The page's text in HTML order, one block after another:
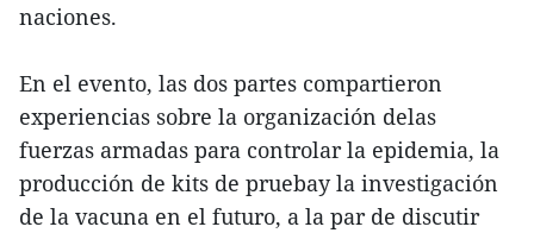
naciones.
En el evento, las dos partes compartieron
experiencias sobre la organización delas
fuerzas armadas para controlar la epidemia, la
producción de kits de pruebay la investigación
de la vacuna en el futuro, a la par de discutir